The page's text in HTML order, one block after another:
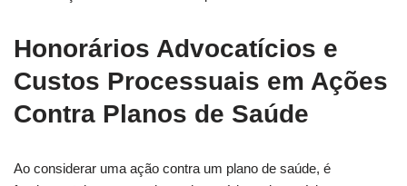
Honorários Advocatícios e
Custos Processuais em Ações
Contra Planos de Saúde
Ao considerar uma ação contra um plano de saúde, é